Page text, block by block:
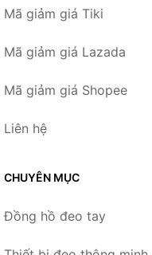
Mã giảm giá Tiki
Mã giảm giá Lazada
Mã giảm giá Shopee
Liên hệ
CHUYÊN MỤC
Đồng hồ đeo tay